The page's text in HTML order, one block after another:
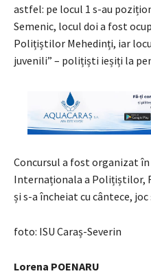
astfel: pe locul 1 s-au
Semenic, locul doi a fost
Polițiștilor Mehedinți, iar
juvenili” – polițiști ieșiți la
Concursul a fost organizat în
Internaționala a Polițiștilor,
și s-a încheiat cu cântece,
foto: ISU Caraș-Severin
Lorena POENARU